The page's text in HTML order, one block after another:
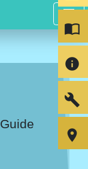
menu
Guide
import_contacts
info
build
room